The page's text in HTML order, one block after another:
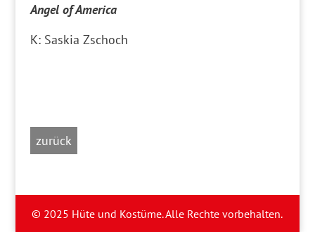
Angel of America
K: Saskia Zschoch
zurück
© 2025 Hüte und Kostüme. Alle Rechte vorbehalten.